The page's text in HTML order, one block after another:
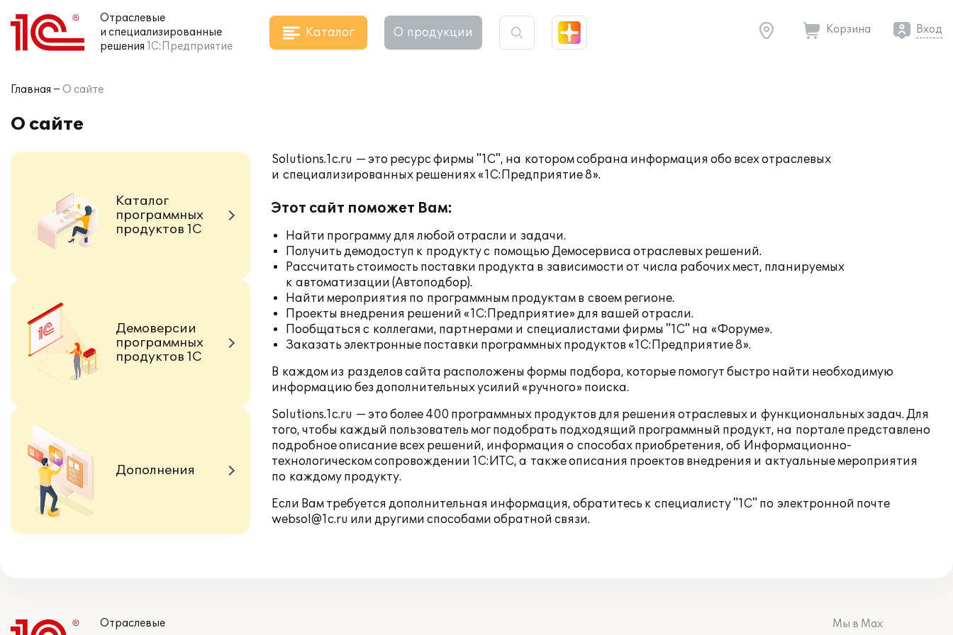
Отраслевые
и специализированные
решения 1С:Предприятие
Каталог О продукции Корзина Вход
Главная О сайте
О сайте
Solutions.1c.ru — это ресурс фирмы "1С", на котором собрана информация обо всех отраслевых
и специализированных решениях «1С:Предприятие 8».
Этот сайт поможет Вам:
Найти программудля любой отрасли и задачи.
Получить демодоступ к продукту с помощью Демосервиса отраслевых решений.
Рассчитать стоимость поставки продукта в зависимости от числа рабочих мест, планируемых
к автоматизации (Автоподбор).
Найти мероприятия по программным продуктам в своем регионе.
Проекты внедрения решений «1С:Предприятие» для вашей отрасли.
Пообщаться с коллегами, партнерами и специалистами фирмы "1С" на «Форуме».
Заказать электронные поставки программных продуктов «1С:Предприятие 8».
В каждом из разделов сайта расположены формы подбора, которые помогут быстро найти необходимую
информацию без дополнительных усилий «ручного» поиска.
Solutions.1c.ru — это более 400 программных продуктов для решения отраслевых и функциональных задач. Для
того, чтобы каждый пользователь мог подобрать подходящий программный продукт, на портале представлено
подробное описание всех решений, информация о способах приобретения, об Информационно-
технологическом сопровождении 1С:ИТС, а также описания проектов внедрения и актуальные мероприятия
по каждому продукту.
Если Вам требуется дополнительная информация, обратитесь к специалисту "1С" по электронной почте
websol@1c.ru или другими способами обратной связи.
Каталог
программных
продуктов 1С
Демоверсии
программных
продуктов 1С
Дополнения
Отраслевые
Мы в Max